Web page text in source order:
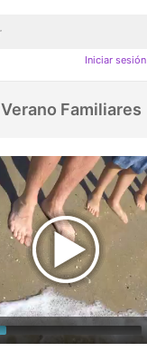
Iniciar sesión
Familiares